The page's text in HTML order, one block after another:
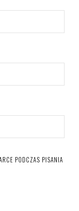
PODCZAS PISANIA